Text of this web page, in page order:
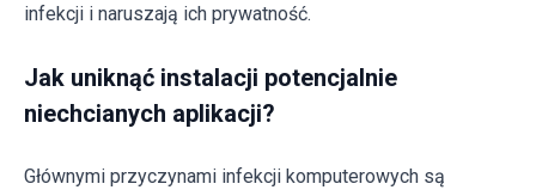
infekcji i naruszają ich prywatność.
Jak uniknąć instalacji potencjalnie
niechcianych aplikacji?
Głównymi przyczynami infekcji komputerowych są